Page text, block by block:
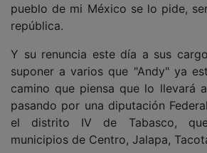
pueblo de mi México se lo pide,
república.
Y su renuncia este día a sus
suponer a varios que "Andy" ya
camino que piensa que lo llevará
pasando por una diputación
el distrito IV de Tabasco,
municipios de Centro, Jalapa,